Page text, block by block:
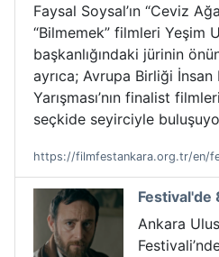
Faysal Soysal’ın “Ceviz
“Bilmemek” filmleri Yeşim
başkanlığındaki jürinin
ayrıca; Avrupa Birliği İnsan
Yarışması’nın finalist
seçkide seyirciyle
https://filmfestankara.org.tr/en/
Festival'de
Ankara